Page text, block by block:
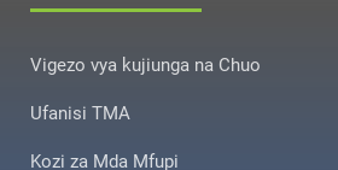
Vigezo vya kujiunga na Chuo
Ufanisi TMA
Kozi za Mda Mfupi